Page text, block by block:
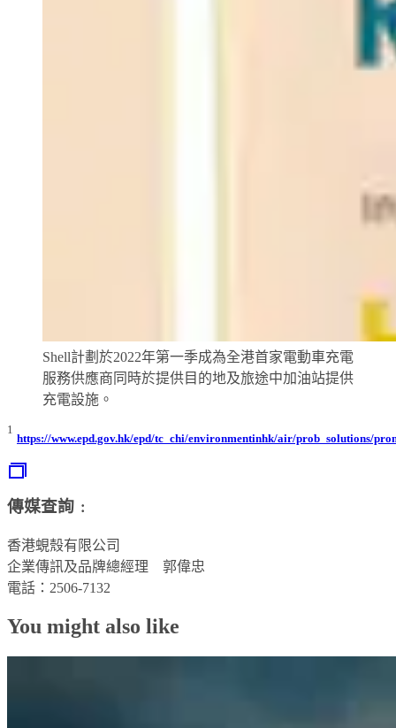
Shell計劃於2022年第一季成為全港首家電動車充電
服務供應商同時於提供目的地及旅途中加油站提供
充電設施。
1
https://www.epd.gov.hk/epd/tc_chi/environmentinhk/air/prob_solutions/
傳媒查詢﹕
香港蜆殼有限公司
企業傳訊及品牌總經理 郭偉忠
電話：2506-7132
You might also like